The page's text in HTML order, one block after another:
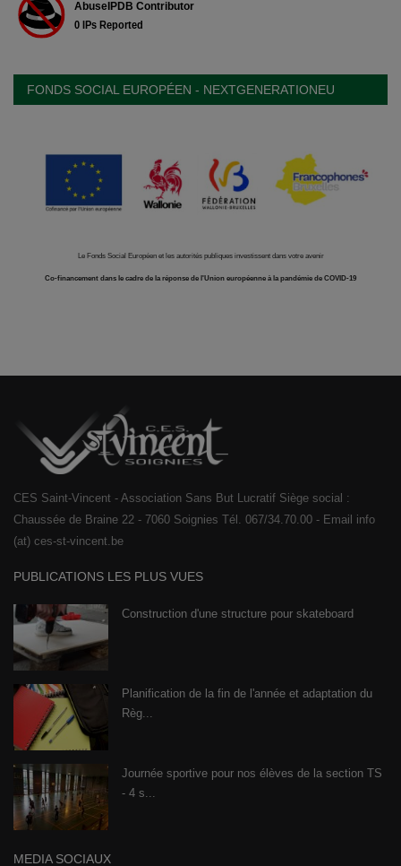
FONDS SOCIAL EUROPÉEN - NEXTGENERATIONEU
Le Fonds Social Européen et les autorités publiques investissent dans votre avenir
Co-financement dans le cadre de la réponse de l'Union européenne à la pandémie de COVID-19
CES Saint-Vincent - Association Sans But Lucratif Siège social :
Chaussée de Braine 22 - 7060 Soignies Tél. 067/34.70.00 - Email info
(at) ces-st-vincent.be
PUBLICATIONS LES PLUS VUES
Construction d'une structure pour skateboard
Planification de la fin de l'année et adaptation du
Règ...
Journée sportive pour nos élèves de la section TS
- 4 s...
MEDIA SOCIAUX